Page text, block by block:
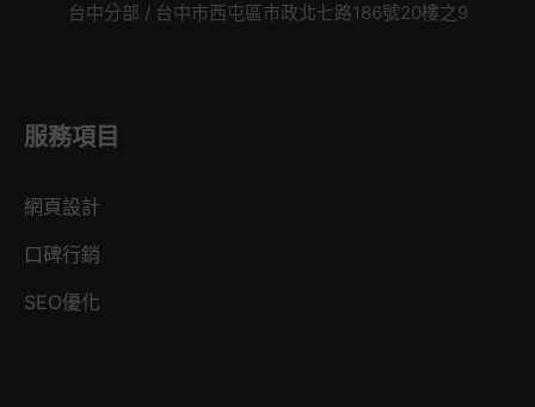
台中分部 / 台中市西屯區市政北七路186號20樓之9
服務項目
網頁設計
口碑行銷
SEO優化